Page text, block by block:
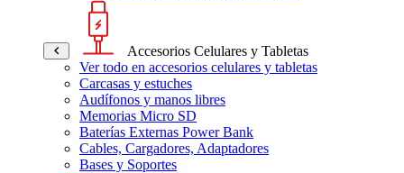
Accesorios Celulares y Tabletas
Ver todo en accesorios celulares y tabletas
Carcasas y estuches
Audífonos y manos libres
Memorias Micro SD
Baterías Externas Power Bank
Cables, Cargadores, Adaptadores
Bases y Soportes